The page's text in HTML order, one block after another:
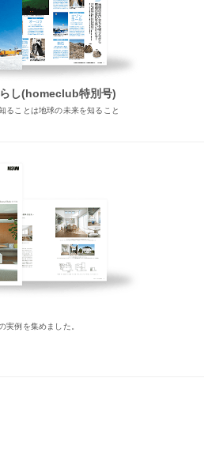
し(homeclub特別号)
ることは地球の未来を知ること
実例を集めました。